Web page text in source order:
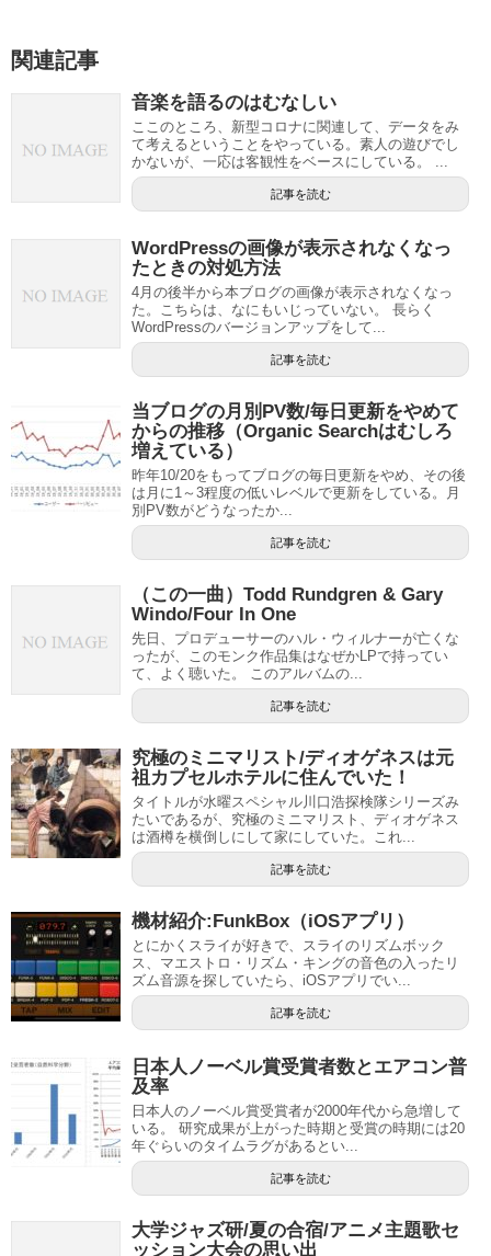
関連記事
音楽を語るのはむなしい
ここのところ、新型コロナに関連して、データをみ
て考えるということをやっている。素人の遊びでし
かないが、一応は客観性をベースにしている。 ...
記事を読む
WordPressの画像が表示されなくなっ
たときの対処方法
4月の後半から本ブログの画像が表示されなくなっ
た。こちらは、なにもいじっていない。 長らく
WordPressのバージョンアップをして...
記事を読む
当ブログの月別PV数/毎日更新をやめて
からの推移（Organic Searchはむしろ
増えている）
昨年10/20をもってブログの毎日更新をやめ、その後
は月に1～3程度の低いレベルで更新をしている。月
別PV数がどうなったか...
記事を読む
（この一曲）Todd Rundgren & Gary
Windo/Four In One
先日、プロデューサーのハル・ウィルナーが亡くな
ったが、このモンク作品集はなぜかLPで持ってい
て、よく聴いた。 このアルバムの...
記事を読む
究極のミニマリスト/ディオゲネスは元
祖カプセルホテルに住んでいた！
タイトルが水曜スペシャル川口浩探検隊シリーズみ
たいであるが、究極のミニマリスト、ディオゲネス
は酒樽を横倒しにして家にしていた。これ...
記事を読む
機材紹介:FunkBox（iOSアプリ）
とにかくスライが好きで、スライのリズムボック
ス、マエストロ・リズム・キングの音色の入ったリ
ズム音源を探していたら、iOSアプリでい...
記事を読む
日本人ノーベル賞受賞者数とエアコン普
及率
日本人のノーベル賞受賞者が2000年代から急増して
いる。 研究成果が上がった時期と受賞の時期には20
年ぐらいのタイムラグがあるとい...
記事を読む
大学ジャズ研/夏の合宿/アニメ主題歌セ
ッション大会の思い出